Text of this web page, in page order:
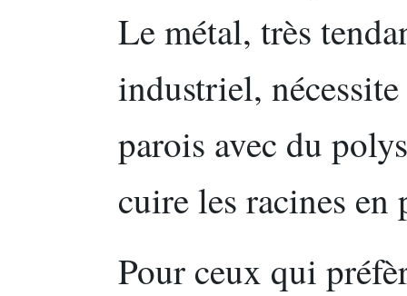
Le métal, très
industriel,
parois avec du
cuire les racines
Pour ceux qui